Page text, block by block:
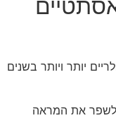
יותר ויותר בשנים
לשפר את המראה